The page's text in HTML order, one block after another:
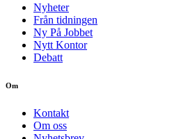
Nyheter
Från tidningen
Ny På Jobbet
Nytt Kontor
Debatt
Om
Kontakt
Om oss